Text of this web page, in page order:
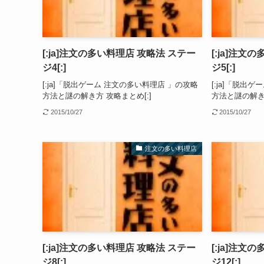
[:ja]注文の多い料理店 攻略法 ステー
ジ4[:]
[:ja]「脱出ゲーム 注文の多い料理店 」の攻略
方法と謎の解き方 攻略まとめ[:]
2015/10/27
[:ja]注文の
ジ5[:]
[:ja]「脱出ゲ
方法と謎の解
2015/10/27
注文の多い料理店
[:ja]注文の多い料理店 攻略法 ステー
[:ja]注文の